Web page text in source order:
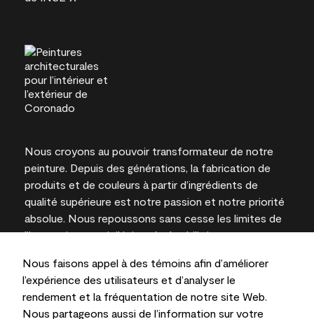
Nous faisons appel à des témoins afin d’améliorer
l’expérience des utilisateurs et d’analyser le
rendement et la fréquentation de notre site Web.
Nous partageons aussi de l’information sur votre
Nous croyons au pouvoir transformateur de notre
peinture. Depuis des générations, la fabrication de
produits et de couleurs à partir d’ingrédients de
qualité supérieure est notre passion et notre priorité
absolue. Nous repoussons sans cesse les limites de
l’innovation et privilégions la durabilité pour
l’expertise locale.